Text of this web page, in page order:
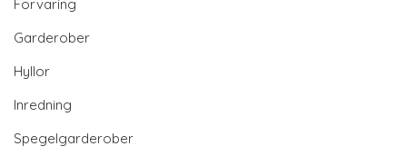
Förvaring
Garderober
Hyllor
Inredning
Spegelgarderober